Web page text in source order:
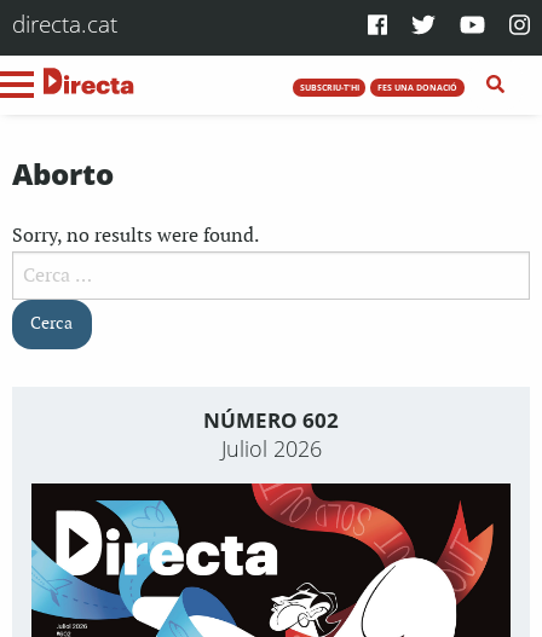
directa.cat
SUBSCRIU-T'HI FES UNA DONACIÓ
Aborto
Sorry, no results were found.
Cerca:
NÚMERO 602
Juliol 2026